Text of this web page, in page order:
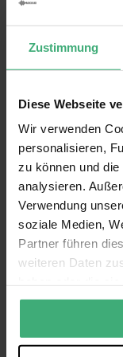
Zustimmung
Diese Webseite
Wir verwenden
personalisieren,
zu können und
analysieren.
Verwendung
soziale Medien,
Partner führen
weiteren Daten
gesammelt haben.
Empfindlichkeit: -37
Gewicht: 1,95 kg
Marke
SKU
Sprache
Studiomikrofon mit
Bewertungen
9.5
Tadelloses